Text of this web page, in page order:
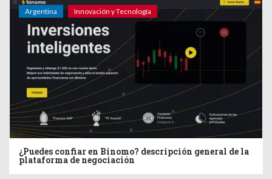
Argentina Innovación y Tecnología
¿Puedes confiar en Binomo? descripción general de la
plataforma de negociación